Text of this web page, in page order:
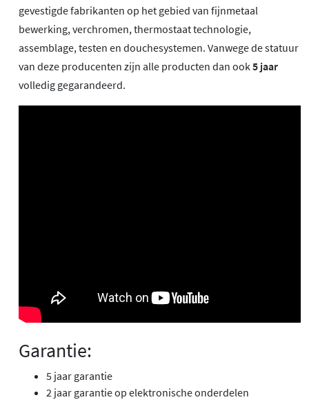
gevestigde fabrikanten op het gebied van fijnmetaal
bewerking, verchromen, thermostaat technologie,
assemblage, testen en douchesystemen. Vanwege de statuur
van deze producenten zijn alle producten dan ook5 jaar
volledig gegarandeerd.
Garantie:
5 jaar garantie
2 jaar garantie op elektronische onderdelen